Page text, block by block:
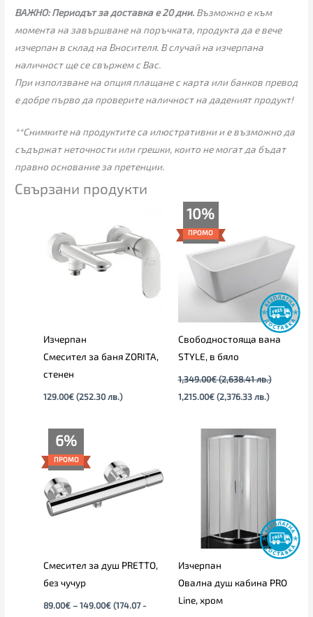
ВАЖНО: Периодът за доставка е 20 дни. Възможно е към
момента на завършване на поръчката, продукта да е вече
изчерпан в склад на Вносителя. В случай на изчерпана
наличност ще се свържем с Вас.
При използване на опция плащане с карта или банков превод
е добре първо да проверите наличност на даденият продукт!
**Снимките на продуктите са илюстративни и е възможно да
съдържат неточности или грешки, които не могат да бъдат
правно основание за претенции.
Свързани продукти
Изчерпан
Смесител за баня ZORITA,
стенен
129.00€ (252.30 лв.)
10%
ПРОМО
Свободностояща вана
STYLE, в бяло
1,349.00€ (2,638.41 лв.)
Original
price
was:
1,349.00€
(2,638.41
лв.).
1,215.00€ (2,376.33 лв.)
1,215.00€
(2,376.33
6%
ПРОМО
Смесител за душ PRETTO,
без чучур
89.00€ – 149.00€
through
149.00€
(174.07 -
Изчерпан
Овална душ кабина PRO
Line, хром
Price